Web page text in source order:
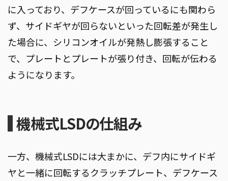
に入っており、デフケースが回っているにも関わら
ず、サイドギヤが回らないといった回転差が発生し
た場合に、シリコンオイルが発熱し膨張すること
で、プレートとプレートが張り付き、回転が伝わる
ようになります。
機械式LSDの仕組み
一方、機械式LSDには大まかに、デフ内にサイドギ
ヤと一緒に回転するクラッチプレート、デフケース